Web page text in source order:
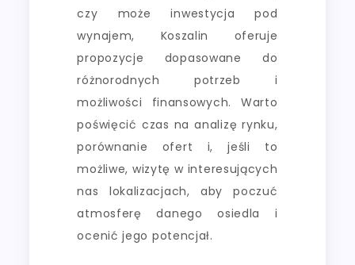
czy może inwestycja pod
wynajem, Koszalin oferuje
propozycje dopasowane do
różnorodnych potrzeb i
możliwości finansowych. Warto
poświęcić czas na analizę rynku,
porównanie ofert i, jeśli to
możliwe, wizytę w interesujących
nas lokalizacjach, aby poczuć
atmosferę danego osiedla i
ocenić jego potencjał.